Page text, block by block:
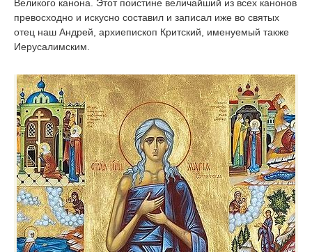
Великого канона. Этот поистине величайший из всех канонов
превосходно и искусно составил и записал иже во святых
отец наш Андрей, архиепископ Критский, именуемый также
Иерусалимским.